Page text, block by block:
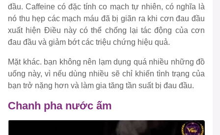
đầu. Caffeine có đặc tính co mạch tự nhiên, có nghĩa là
nó thu hẹp các mạch máu đã bị giãn ra khi cơn đau đầu
xuất hiện Điều này có thể chống lại tác động của cơn
đau đầu và giảm bớt các triệu chứng hiệu quả.
Mặt khác. bạn không nên lạm dụng quá nhiều những đồ
uống này, vì nếu dùng nhiều sẽ chỉ khiến tình trạng của
bạn trở nặng hơn và làm gia tăng tần suất bị đau đầu.
Chanh pha nước ấm